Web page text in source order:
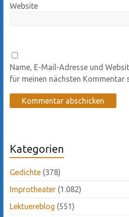
Website
Name, E-Mail-Adresse und
für meinen nächsten Kommentar
Kategorien
Gedichte(378)
Improtheater(1.082)
Lektuereblog (551)